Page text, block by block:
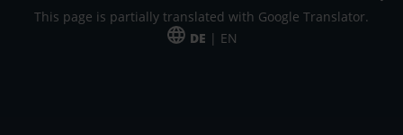
This page is partially translated with Google Translator.
DE | EN